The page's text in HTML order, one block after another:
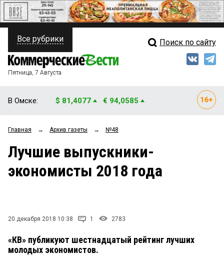
ПОЛИТИКА
ФИНАНСЫ
ОБЩЕСТВО
ЗАКОН
СТИЛЬ ЖИЗНИ
Свежий выпуск
Рейтинги
Блоги
Все рубрики Поиск по сайту
Пятница, 7 Августа
В Омске: $ 81,4077 € 94,0585
Главная → Архив газеты → №48
Лучшие выпускники-
экономисты 2018 года
20 декабря 2018 10:38 1 2783
«КВ» публикуют шестнадцатый рейтинг лучших
молодых экономистов.